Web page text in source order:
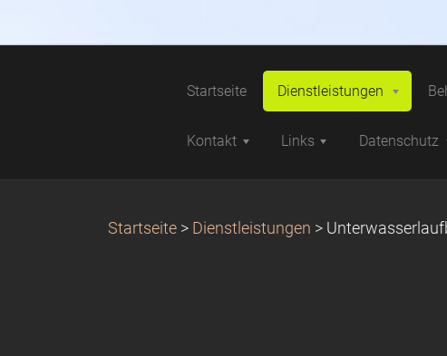
Startseite Dienstleistungen
Kontakt Links Datenschutz
Startseite > Dienstleistungen >